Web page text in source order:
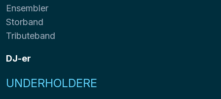
Ensembler
Storband
Tributeband
DJ-er
UNDERHOLDERE